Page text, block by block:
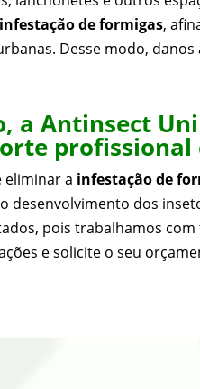
infestação de formigas,
Desse modo,
a Antinsect
eliminar a infestação de
desenvolvimento dos
pois trabalhamos com
e solicite o seu